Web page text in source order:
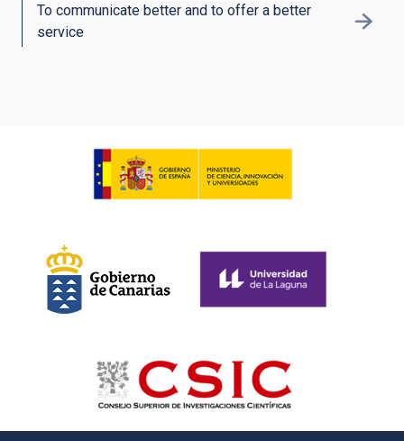
To communicate better and to offer a better
service